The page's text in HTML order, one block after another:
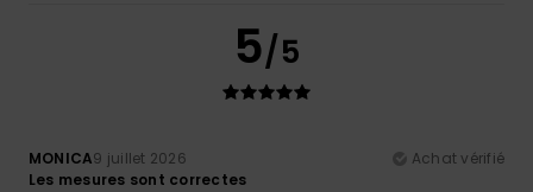
5/5
MONICA9 juillet 2026
Achat vérifié
Les mesures sont correctes